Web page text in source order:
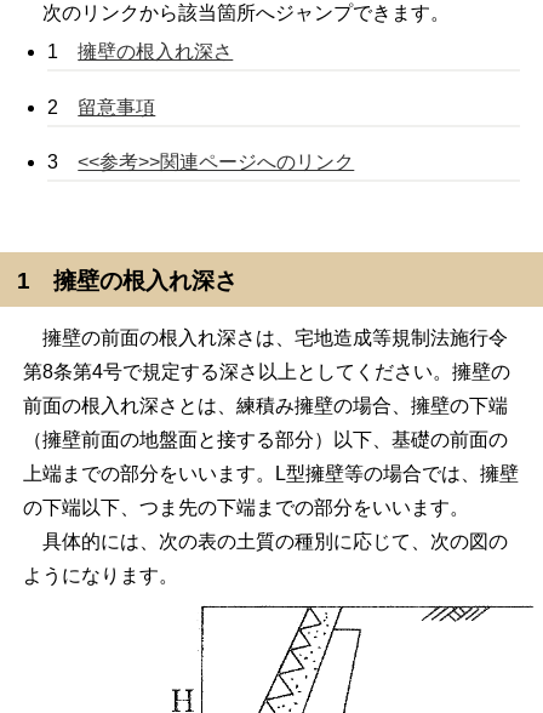
次のリンクから該当箇所へジャンプできます。
1擁壁の根入れ深さ
2 留意事項
3<<参考>>関連ページへのリンク
1 擁壁の根入れ深さ
擁壁の前面の根入れ深さは、宅地造成等規制法施行令
第8条第4号で規定する深さ以上としてください。擁壁の
前面の根入れ深さとは、練積み擁壁の場合、擁壁の下端
（擁壁前面の地盤面と接する部分）以下、基礎の前面の
上端までの部分をいいます。L型擁壁等の場合では、擁壁
の下端以下、つま先の下端までの部分をいいます。
具体的には、次の表の土質の種別に応じて、次の図の
ようになります。